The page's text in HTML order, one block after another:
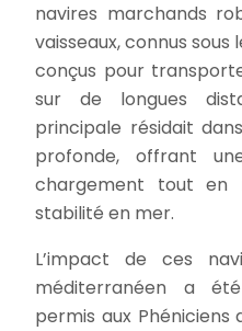
navires marchands
vaisseaux, connus sous
conçus pour
sur de longues
principale résidait
profonde, offrant
chargement tout en
stabilité en mer.
L’impact de ces
méditerranéen a
permis aux Phéniciens